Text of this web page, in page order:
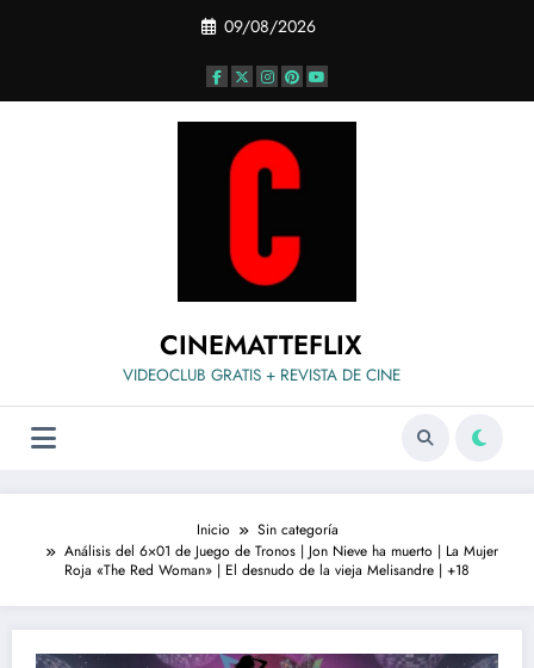
09/08/2026
CINEMATTEFLIX
VIDEOCLUB GRATIS + REVISTA DE CINE
Inicio
Sin categoría
Análisis del 6×01 de Juego de Tronos | Jon Nieve ha muerto | La Mujer
Roja «The Red Woman» | El desnudo de la vieja Melisandre | +18